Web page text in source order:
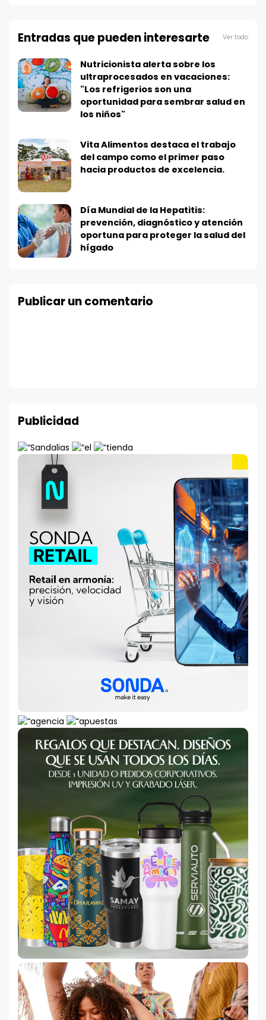
Entradas que pueden interesarte Ver todo
Nutricionista alerta sobre los
ultraprocesados en vacaciones:
"Los refrigerios son una
oportunidad para sembrar salud en
los niños"
Vita Alimentos destaca el trabajo
del campo como el primer paso
hacia productos de excelencia.
Día Mundial de la Hepatitis:
prevención, diagnóstico y atención
oportuna para proteger la salud del
hígado
Publicar un comentario
Publicidad